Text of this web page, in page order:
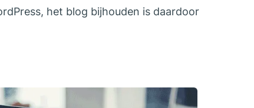
het blog bijhouden is daardoor